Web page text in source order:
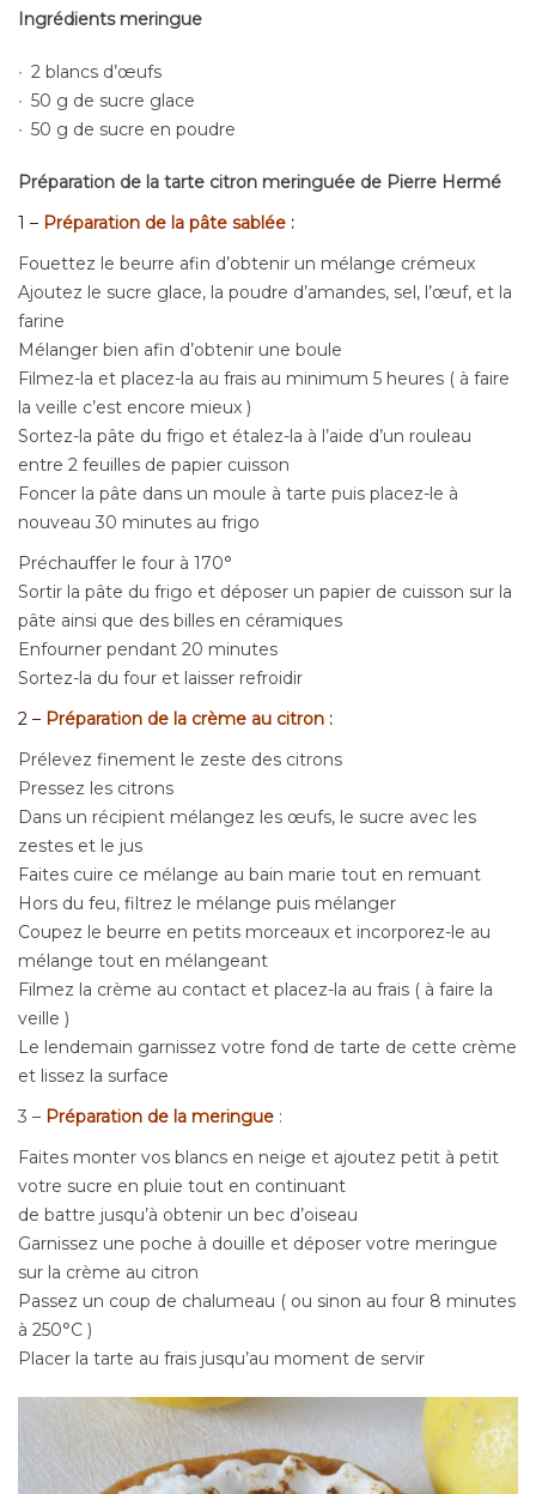
Ingrédients meringue
2 blancs d’œufs
50 g de sucre glace
50 g de sucre en poudre
Préparation de la tarte citron meringuée de Pierre Hermé
1 – Préparation de la pâte sablée :
Fouettez le beurre afin d’obtenir un mélange crémeux
Ajoutez le sucre glace, la poudre d’amandes, sel, l’œuf, et la
farine
Mélanger bien afin d’obtenir une boule
Filmez-la et placez-la au frais au minimum 5 heures ( à faire
la veille c’est encore mieux )
Sortez-la pâte du frigo et étalez-la à l’aide d’un rouleau
entre 2 feuilles de papier cuisson
Foncer la pâte dans un moule à tarte puis placez-le à
nouveau 30 minutes au frigo
Préchauffer le four à 170°
Sortir la pâte du frigo et déposer un papier de cuisson sur la
pâte ainsi que des billes en céramiques
Enfourner pendant 20 minutes
Sortez-la du four et laisser refroidir
2 – Préparation de la crème au citron :
Prélevez finement le zeste des citrons
Pressez les citrons
Dans un récipient mélangez les œufs, le sucre avec les
zestes et le jus
Faites cuire ce mélange au bain marie tout en remuant
Hors du feu, filtrez le mélange puis mélanger
Coupez le beurre en petits morceaux et incorporez-le au
mélange tout en mélangeant
Filmez la crème au contact et placez-la au frais ( à faire la
veille )
Le lendemain garnissez votre fond de tarte de cette crème
et lissez la surface
3 – Préparation de la meringue :
Faites monter vos blancs en neige et ajoutez petit à petit
votre sucre en pluie tout en continuant
de battre jusqu’à obtenir un bec d’oiseau
Garnissez une poche à douille et déposer votre meringue
sur la crème au citron
Passez un coup de chalumeau ( ou sinon au four 8 minutes
à 250°C )
Placer la tarte au frais jusqu’au moment de servir